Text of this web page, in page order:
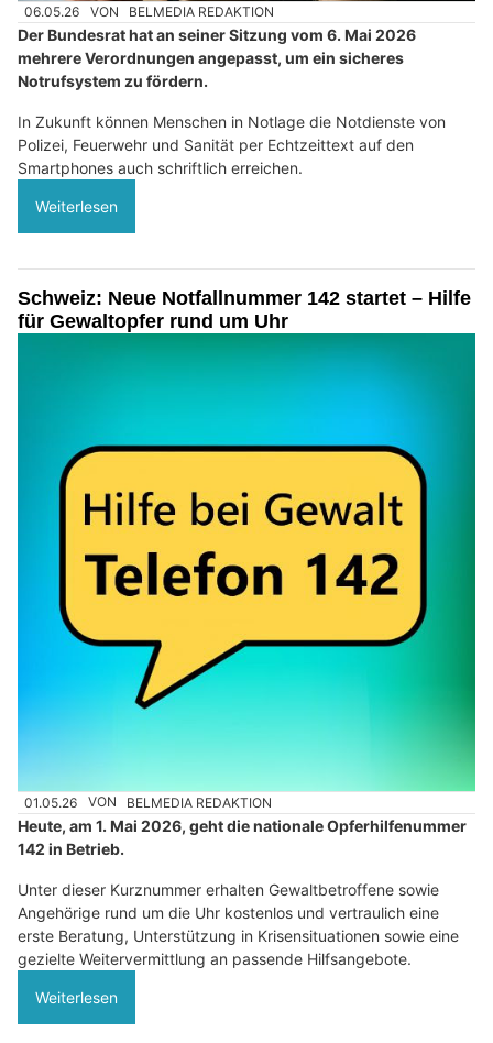
06.05.26 VON BELMEDIA REDAKTION
Der Bundesrat hat an seiner Sitzung vom 6. Mai 2026
mehrere Verordnungen angepasst, um ein sicheres
Notrufsystem zu fördern.
In Zukunft können Menschen in Notlage die Notdienste von
Polizei, Feuerwehr und Sanität per Echtzeittext auf den
Smartphones auch schriftlich erreichen.
Weiterlesen
Schweiz: Neue Notfallnummer 142 startet – Hilfe
für Gewaltopfer rund um Uhr
01.05.26 VON BELMEDIA REDAKTION
Heute, am 1. Mai 2026, geht die nationale Opferhilfenummer
142 in Betrieb.
Unter dieser Kurznummer erhalten Gewaltbetroffene sowie
Angehörige rund um die Uhr kostenlos und vertraulich eine
erste Beratung, Unterstützung in Krisensituationen sowie eine
gezielte Weitervermittlung an passende Hilfsangebote.
Weiterlesen